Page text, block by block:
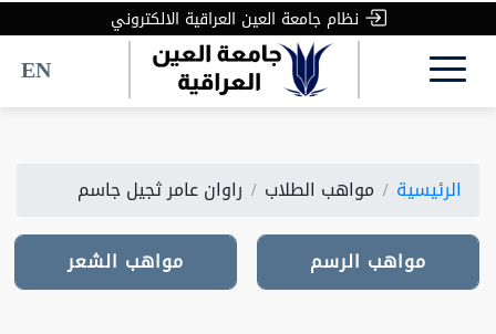
نظام جامعة العين العراقية الالكتروني
EN
الرئيسية مواهب الطلاب راوان عامر ثجيل جاسم
مواهب الرسم
مواهب الرسم مواهب الشعر
مواهب الشعر